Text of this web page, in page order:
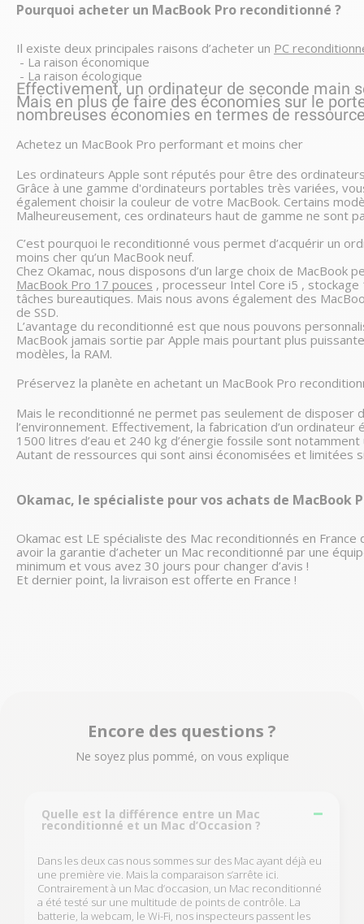
Pourquoi acheter un MacBook Pro reconditionné ?
Il existe deux principales raisons d’acheter un PC
- La raison économique
- La raison écologique
Effectivement, un ordinateur de seconde main
Mais en plus de faire des économies sur le
nombreuses économies en termes de
Achetez un MacBook Pro performant et moins cher
Les ordinateurs Apple sont réputés pour être des
Grâce à une gamme d'ordinateurs portables très variées,
également choisir la couleur de votre MacBook. Certains
Malheureusement, ces ordinateurs haut de gamme ne sont
C’est pourquoi le reconditionné vous permet d’acquérir un
moins cher qu’un MacBook neuf.
MacBook Pro 17 pouces , processeur Intel Core i5 ,
tâches bureautiques. Mais nous avons également des
de SSD.
L’avantage du reconditionné est que nous pouvons
MacBook jamais sortie par Apple mais pourtant plus
modèles, la RAM.
Préservez la planète en achetant un MacBook Pro
Mais le reconditionné ne permet pas seulement de disposer
l’environnement. Effectivement, la fabrication d’un
1500 litres d’eau et 240 kg d’énergie fossile sont
Okamac, le spécialiste pour vos achats de MacBook
Okamac est LE spécialiste des Mac reconditionnés en
avoir la garantie d’acheter un Mac reconditionné par une
minimum et vous avez 30 jours pour changer d’avis !
Et dernier point, la livraison est offerte en France !
Encore des questions ?
Ne soyez plus pommé, on vous explique
Quelle est la différence entre un Mac
reconditionné et un Mac d’Occasion ?
Dans les deux cas nous sommes sur des Mac ayant déjà eu
une première vie. Mais la comparaison s’arrête ici.
Contrairement à un Mac d’occasion, un Mac reconditionné
a été testé sur une multitude de points de contrôle. La
batterie, la webcam, le Wi-Fi, nos inspecteurs passent les